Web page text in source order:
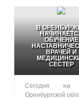
В
ОБУЧЕНИЕ
ВРАЧЕЙ И
СЕСТЕР
Сегодня на
Оренбургской